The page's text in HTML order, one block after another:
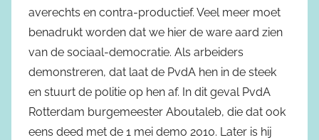
averechts en contra-productief. Veel meer moet
benadrukt worden dat we hier de ware aard zien
van de sociaal-democratie. Als arbeiders
demonstreren, dat laat de PvdA hen in de steek
en stuurt de politie op hen af. In dit geval PvdA
Rotterdam burgemeester Aboutaleb, die dat ook
eens deed met de 1 mei demo 2010. Later is hij